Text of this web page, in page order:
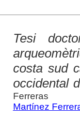
Tesi
costa sud
occidental
Ferreras
Martínez